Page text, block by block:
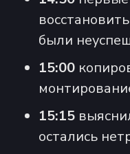
были
15:00
15:15
остались